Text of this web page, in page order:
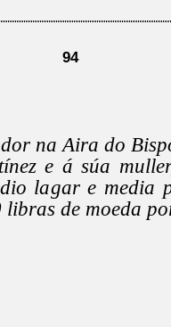
94
na Aira do
e á súa
lagar e media
de moeda